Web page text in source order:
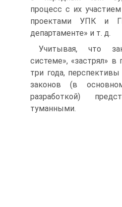
процесс с их
проектами УПК и
департаменте» и т. д.
Учитывая, что
системе», «застрял» в
три года,
законов (в
разработкой)
туманными.